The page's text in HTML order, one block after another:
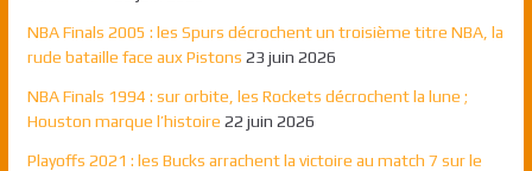
NBA Finals 2005 : les Spurs décrochent un troisième titre NBA, la
rude bataille face aux Pistons 23 juin 2026
NBA Finals 1994 : sur orbite, les Rockets décrochent la lune ;
Houston marque l’histoire 22 juin 2026
Playoffs 2021 : les Bucks arrachent la victoire au match 7 sur le